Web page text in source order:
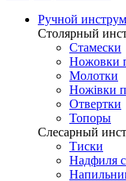
Ручной
Столярный
Стамески
Ножовки
Молотки
Ножівки
Отвертки
Топоры
Слесарный
Тиски
Надфиля